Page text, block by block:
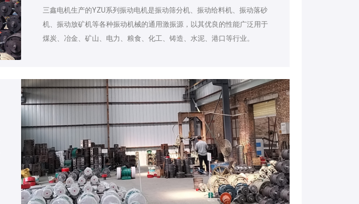
三鑫电机生产的YZU系列振动电机是振动筛分机、振动给料机、振动落砂
机、振动放矿机等各种振动机械的通用激振源，以其优良的性能广泛用于
煤炭、冶金、矿山、电力、粮食、化工、铸造、水泥、港口等行业。